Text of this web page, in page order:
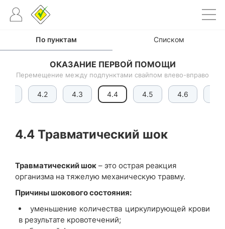
По пунктам Списком
ОКАЗАНИЕ ПЕРВОЙ ПОМОЩИ
Перемещение между подпунктами свайпом влево-вправо
4.2 4.3 4.4 4.5 4.6
4.4 Травматический шок
Травматический шок – это острая реакция
организма на тяжелую механическую травму.
Причины шокового состояния:
уменьшение количества циркулирующей крови
в результате кровотечений;